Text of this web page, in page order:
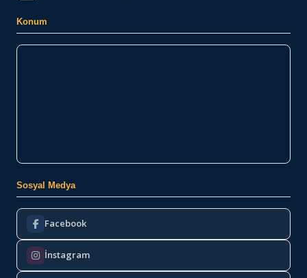
Konum
Sosyal Medya
Facebook
İnstagram